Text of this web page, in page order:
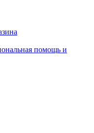
помощь и